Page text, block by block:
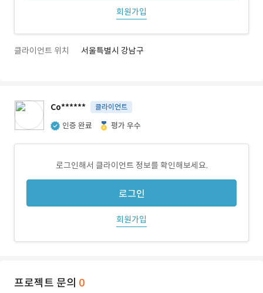
회원가입
클라이언트 위치 서울특별시 강남구
Co****** 클라이언트
인증 완료 평가 우수
로그인해서 클라이언트 정보를 확인해보세요.
로그인
회원가입
프로젝트 문의 0